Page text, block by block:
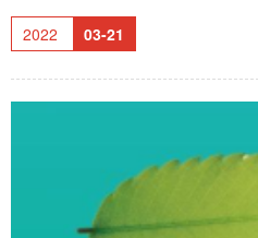
需要。应根据不同内容、特点，采取
体现这一特点内容的艺术形式。商
相联系的事物上述四类表现形式，
但它们以表达某一主要环节为
2022 03-21